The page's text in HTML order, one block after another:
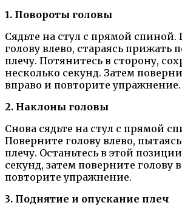
1. Повороты головы
Сядьте на стул с прямой спиной.
голову влево, стараясь прижать
плечу. Потянитесь в сторону,
несколько секунд. Затем
вправо и повторите упражнение.
2. Наклоны головы
Снова сядьте на стул с прямой
Поверните голову влево,
плечу. Останьтесь в этой
секунд, затем поверните голову
повторите упражнение.
3. Поднятие и опускание плеч